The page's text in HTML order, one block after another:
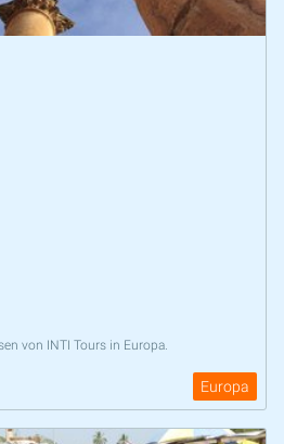
von INTI Tours in Europa.
Europa